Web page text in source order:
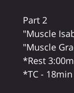
Part 2
"Muscle
"Muscle
*Rest
*TC - 18min